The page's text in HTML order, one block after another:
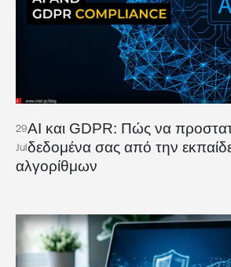
29
Jul
AI και GDPR: Πώς να
δεδομένα σας από την
αλγορίθμων